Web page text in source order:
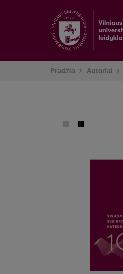
Pradžia Autoriai